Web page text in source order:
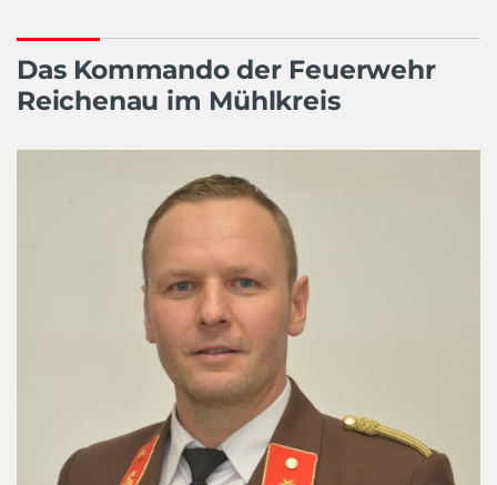
Das Kommando der Feuerwehr
Reichenau im Mühlkreis